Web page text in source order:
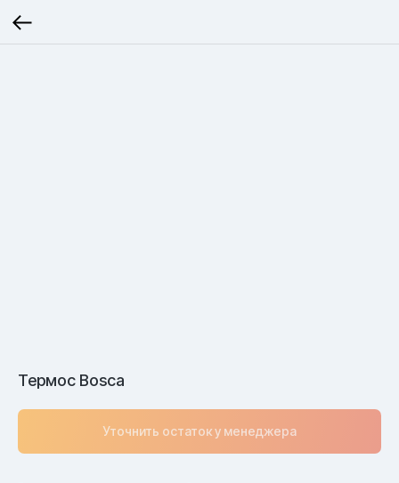
Термос Bosca
Уточнить остаток у менеджера